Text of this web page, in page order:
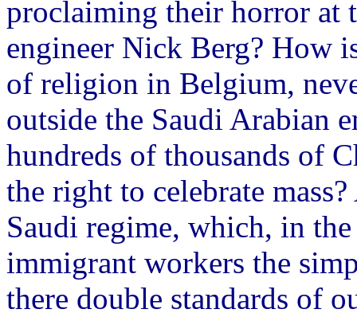
proclaiming their horror at
engineer Nick Berg? How
of religion in Belgium,
outside the Saudi Arabian
hundreds of thousands of
the right to celebrate
Saudi regime, which, in
immigrant workers the
there double standards of